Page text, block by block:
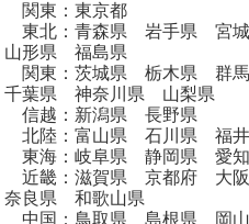
関東：東京都
東北：青森県 岩手県 宮
山形県 福島県
関東：茨城県 栃木県 群
千葉県 神奈川県 山梨県
信越：新潟県 長野県
北陸：富山県 石川県 福
東海：岐阜県 静岡県 愛
近畿：滋賀県 京都府 大
奈良県 和歌山県
中国：鳥取県 島根県 岡